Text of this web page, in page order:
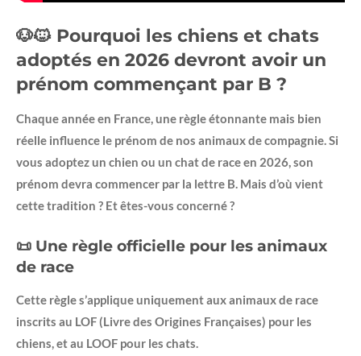
🐶🐱 Pourquoi les chiens et chats
adoptés en 2026 devront avoir un
prénom commençant par B ?
Chaque année en France, une règle étonnante mais bien
réelle influence le prénom de nos animaux de compagnie. Si
vous adoptez un chien ou un chat de race en 2026, son
prénom devra commencer par la lettre B. Mais d’où vient
cette tradition ? Et êtes-vous concerné ?
📜 Une règle officielle pour les animaux
de race
Cette règle s’applique uniquement aux animaux de race
inscrits au LOF (Livre des Origines Françaises) pour les
chiens, et au LOOF pour les chats.